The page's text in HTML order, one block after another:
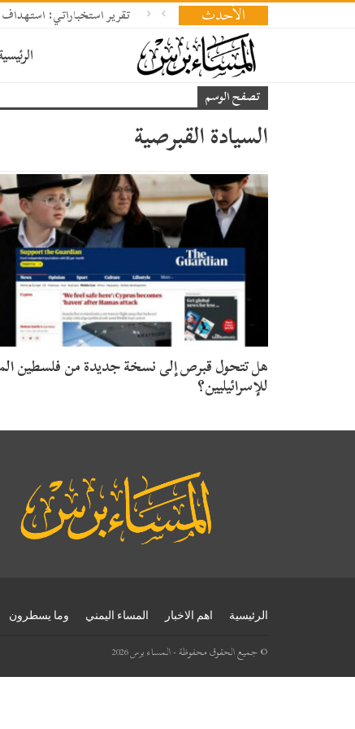
الأحدث تقرير استخباراتي: استهداف
تصفح الوسم
السيادة القبرصية
هل تتحول قبرص إلى نسخة جديدة من فلسطين
للإسرائيليين؟
الرئيسية اهم الاخبار المساء اليمني وما يسطرون
© جميع الحقوق محفوظة - المساء برس 2026